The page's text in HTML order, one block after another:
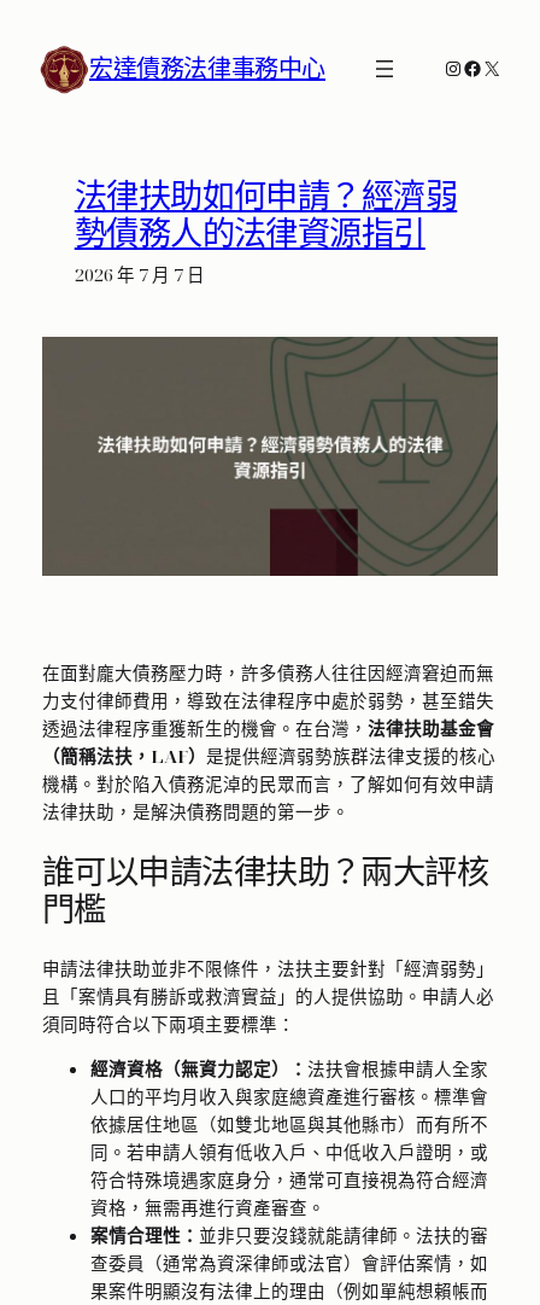
宏達債務法律事務中心 Instagram
X
法律扶助如何申請？經濟弱
勢債務人的法律資源指引
2026 年 7 月 7 日
在面對龐大債務壓力時，許多債務人往往因經濟窘迫而無
力支付律師費用，導致在法律程序中處於弱勢，甚至錯失
透過法律程序重獲新生的機會。在台灣， 法律扶助基金會
（簡稱法扶，LAF） 是提供經濟弱勢族群法律支援的核心
機構。對於陷入債務泥淖的民眾而言，了解如何有效申請
法律扶助，是解決債務問題的第一步。
誰可以申請法律扶助？兩大評核
門檻
申請法律扶助並非不限條件，法扶主要針對「經濟弱勢」
且「案情具有勝訴或救濟實益」的人提供協助。申請人必
須同時符合以下兩項主要標準：
經濟資格（無資力認定）： 法扶會根據申請人全家
人口的平均月收入與家庭總資產進行審核。標準會
依據居住地區（如雙北地區與其他縣市）而有所不
同。若申請人領有低收入戶、中低收入戶證明，或
符合特殊境遇家庭身分，通常可直接視為符合經濟
資格，無需再進行資產審查。
案情合理性： 並非只要沒錢就能請律師。法扶的審
查委員（通常為資深律師或法官）會評估案情，如
果案件明顯沒有法律上的理由（例如單純想賴帳而